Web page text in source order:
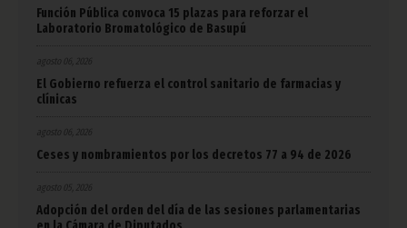
Función Pública convoca 15 plazas para reforzar el
Laboratorio Bromatológico de Basupú
agosto 06, 2026
El Gobierno refuerza el control sanitario de farmacias y
clínicas
agosto 06, 2026
Ceses y nombramientos por los decretos 77 a 94 de 2026
agosto 05, 2026
Adopción del orden del día de las sesiones parlamentarias